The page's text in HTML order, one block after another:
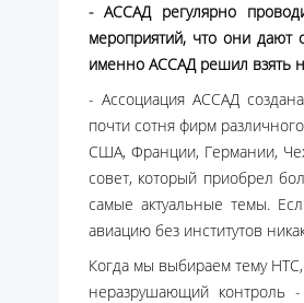
- АССАД регулярно
мероприятий, что они дают
именно АССАД решил взять
- Ассоциация АССАД
почти сотня фирм
США, Франции, Германии,
совет, который приобрел
самые актуальные темы.
авиацию без институтов
Когда мы выбираем тему
неразрушающий контроль